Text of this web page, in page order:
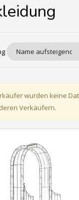
wurden keine
Verkäufern.